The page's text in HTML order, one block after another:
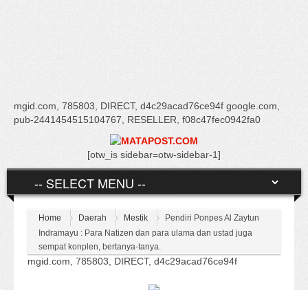
mgid.com, 785803, DIRECT, d4c29acad76ce94f google.com,
pub-2441454515104767, RESELLER, f08c47fec0942fa0
[otw_is sidebar=otw-sidebar-1]
Home Daerah Mestik
Pendiri Ponpes Al Zaytun
Indramayu : Para Natizen dan para ulama dan ustad juga
sempat konplen, bertanya-tanya.
mgid.com, 785803, DIRECT, d4c29acad76ce94f